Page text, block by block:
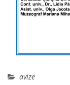
avize